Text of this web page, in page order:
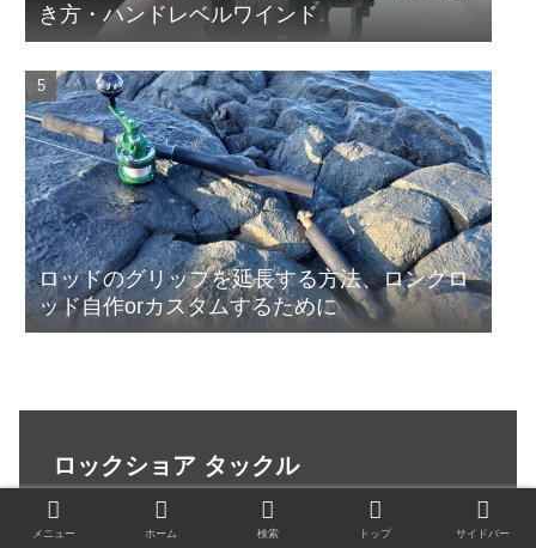
き方・ハンドレベルワインド
ロッドのグリップを延長する方法、ロングロ
ッド自作orカスタムするために
ロックショア タックル
メニュー ホーム 検索 トップ サイドバー